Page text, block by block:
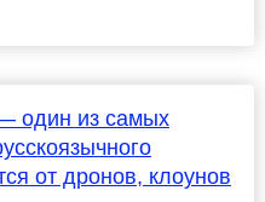
один из самых
от дронов, клоунов